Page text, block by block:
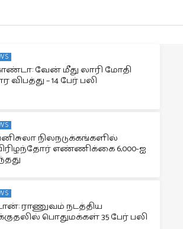
வேன் மீது லாரி மோதி
விபத்து – 14 பேர் பலி
நிலநடுக்கங்களில்
எண்ணிக்கை 6,000-ஐ
ராணுவம் நடத்திய
பொதுமக்கள் 35 பேர் பலி